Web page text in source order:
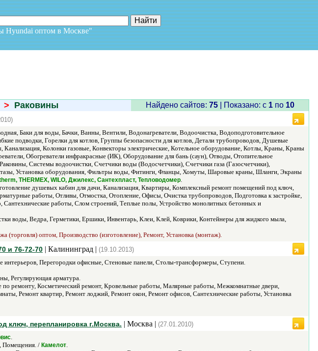
Hyundai оптом в Москве"
> Раковины Найдено сайтов: 75| Показано: c 1по 10
Баки для воды, Бачки, Ванны, Вентили, Водонагреватели, Водоочистка, Водоподготовительное
подводки, Горелки для котлов, Группы безопасности для котлов, Детали трубопроводов, Душевые
Колонки газовые, Конвекторы электрические, Котельное оборудование, Котлы, Краны, Краны
Обогреватели инфракрасные (ИК), Оборудование для бань (саун), Отводы, Отопительное
Системы водоочистки, Счетчики воды (Водосчетчики), Счетчики газа (Газосчетчики),
Установка оборудования, Фильтры воды, Фитинги, Фланцы, Хомуты, Шаровые краны, Шланги, Экраны
THERMEX, WILO, Джилекс, Сантехпласт, Тепловодомер.
душевых кабин для дачи, Канализация, Квартиры, Комплексный ремонт помещений под ключ,
работы, Отливы, Отмостка, Отопление, Офисы, Очистка трубопроводов, Подготовка к застройке,
Сантехнические работы, Слом строений, Теплые полы, Устройство монолитных бетонных и
воды, Ведра, Герметики, Ершики, Инвентарь, Клеи, Клей, Коврики, Контейнеры для жидкого мыла,
оптом, Производство (изготовление), Ремонт, Установка (монтаж).
и 76-72-70 | Калининград | (19.10.2013)
Перегородки офисные, Стеновые панели, Столы-трансформеры, Ступени.
Регулирующая арматура.
ремонту, Косметический ремонт, Кровельные работы, Малярные работы, Межкомнатные двери,
Ремонт квартир, Ремонт лоджий, Ремонт окон, Ремонт офисов, Сантехнические работы, Установка
ключ, перепланировка г.Москва. | Москва | (27.01.2010)
.
Помещения. / Камелот.